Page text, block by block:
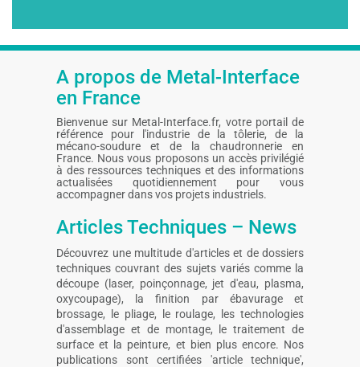
A propos de Metal-Interface
en France
Bienvenue sur Metal-Interface.fr, votre portail de
référence pour l'industrie de la tôlerie, de la
mécano-soudure et de la chaudronnerie en
France. Nous vous proposons un accès privilégié
à des ressources techniques et des informations
actualisées quotidiennement pour vous
accompagner dans vos projets industriels.
Articles Techniques – News
Découvrez une multitude d'articles et de dossiers
techniques couvrant des sujets variés comme la
découpe (laser, poinçonnage, jet d'eau, plasma,
oxycoupage), la finition par ébavurage et
brossage, le pliage, le roulage, les technologies
d'assemblage et de montage, le traitement de
surface et la peinture, et bien plus encore. Nos
publications sont certifiées 'article technique',